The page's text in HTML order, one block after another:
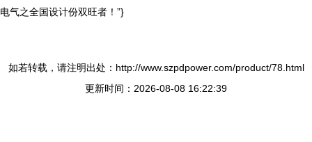
电气之全国设计份双旺者！”}
如若转载，请注明出处：http://www.szpdpower.com/product/78.html
更新时间：2026-08-08 16:22:39